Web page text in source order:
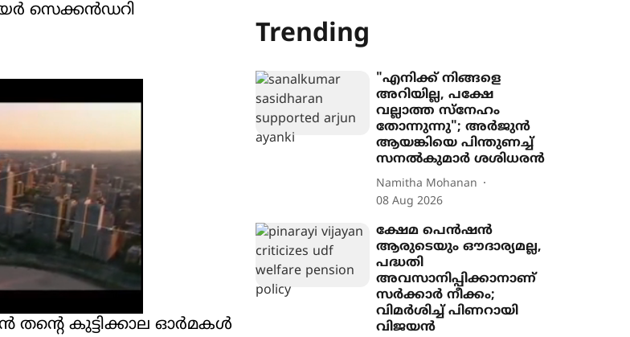
സെക്കൻ​ഡ​റി
തന്‍റെ കുട്ടിക്കാല ഓർമകൾ
Trending
"എനിക്ക് നിങ്ങളെ
അറിയില്ല, പക്ഷേ
വല്ലാത്ത സ്നേഹം
തോന്നുന്നു"; അർജുൻ
ആയങ്കിയെ പിന്തുണച്ച്
സനൽകുമാർ ശശിധരൻ
Namitha Mohanan
08 Aug 2026
ക്ഷേമ പെൻഷൻ
ആരുടെയും ഔദാര്യമല്ല,
പദ്ധതി
അവസാനിപ്പിക്കാനാണ്
സർക്കാർ നീക്കം;
വിമർശിച്ച് പിണറായി
വിജയൻ